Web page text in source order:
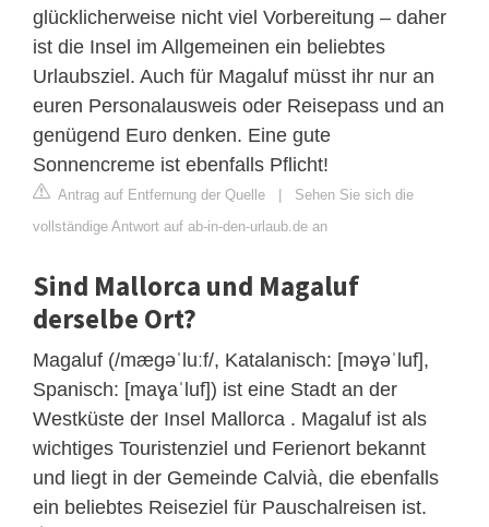
glücklicherweise nicht viel Vorbereitung – daher
ist die Insel im Allgemeinen ein beliebtes
Urlaubsziel. Auch für Magaluf müsst ihr nur an
euren Personalausweis oder Reisepass und an
genügend Euro denken. Eine gute
Sonnencreme ist ebenfalls Pflicht!
Antrag auf Entfernung der Quelle | Sehen Sie sich die
vollständige Antwort auf ab-in-den-urlaub.de an
Sind Mallorca und Magaluf
derselbe Ort?
Magaluf (/mæɡəˈluːf/, Katalanisch: [məɣəˈluf],
Spanisch: [maɣaˈluf]) ist eine Stadt an der
Westküste der Insel Mallorca . Magaluf ist als
wichtiges Touristenziel und Ferienort bekannt
und liegt in der Gemeinde Calvià, die ebenfalls
ein beliebtes Reiseziel für Pauschalreisen ist.